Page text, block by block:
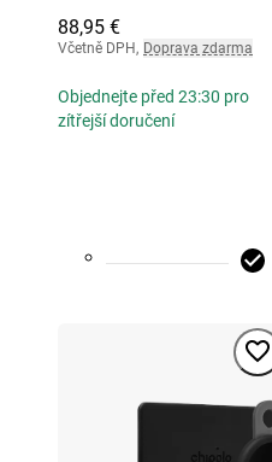
88,95 €
Včetně DPH, Doprava zdarma
Objednejte před 23:30 pro
zítřejší doručení